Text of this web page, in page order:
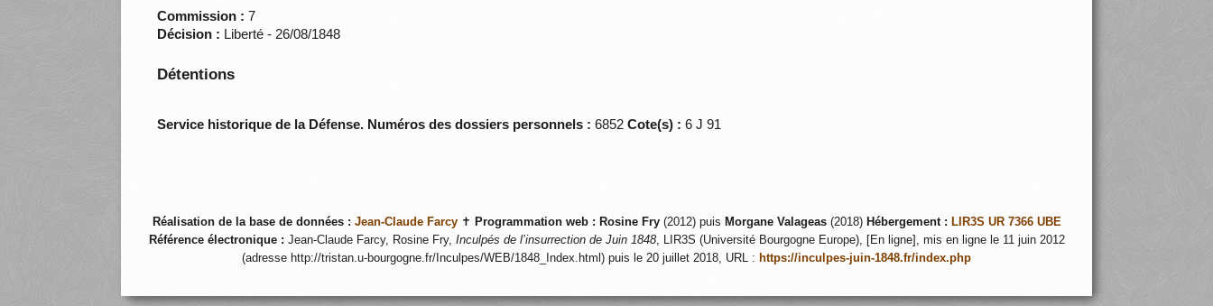
Commission : 7
Décision : Liberté - 26/08/1848
Détentions
Service historique de la Défense. Numéros des dossiers personnels :6852Cote(s) : 6 J 91
Réalisation de la base de données : Jean-Claude Farcy✝ Programmation web : Rosine Fry(2012) puis Morgane Valageas(2018) Hébergement : LIR3S UR 7366 UBE
Référence électronique : Jean-Claude Farcy, Rosine Fry, Inculpés de l’insurrection de Juin 1848, LIR3S (Université Bourgogne Europe), [En ligne], mis en ligne le 11 juin 2012
(adresse http://tristan.u-bourgogne.fr/Inculpes/WEB/1848_Index.html) puis le 20 juillet 2018, URL : https://inculpes-juin-1848.fr/index.php